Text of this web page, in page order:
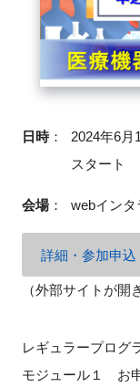
日時：
2024年6
スタート
会場： webイン
詳細・参加申込
（外部サイトが開
レギュラープログ
モジュール１ お